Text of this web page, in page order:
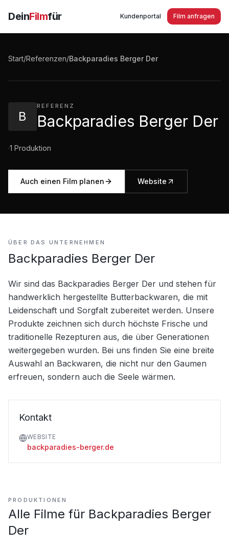
DeinFilmfür Kundenportal Film anfragen
Start/Referenzen/Backparadies Berger Der
B
REFERENZ
Backparadies Berger Der
·1 Produktion
Auch einen Film planen Website
Frische und traditionelle Butterbackwaren
ÜBER DAS UNTERNEHMEN
Backparadies Berger Der
Wir sind das Backparadies Berger Der und stehen für
handwerklich hergestellte Butterbackwaren, die mit
Leidenschaft und Sorgfalt zubereitet werden. Unsere
Produkte zeichnen sich durch höchste Frische und
traditionelle Rezepturen aus, die über Generationen
weitergegeben wurden. Bei uns finden Sie eine breite
Auswahl an Backwaren, die nicht nur den Gaumen
erfreuen, sondern auch die Seele wärmen.
Kontakt
WEBSITE
backparadies-berger.de
PRODUKTIONEN
Alle Filme für Backparadies Berger
Der